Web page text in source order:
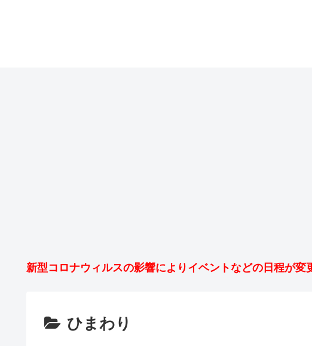
新型コロナウィルスの影響によりイベントなどの日程が
ひまわり